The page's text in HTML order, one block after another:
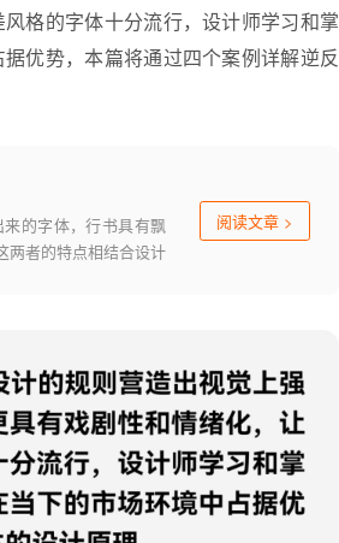
格的字体十分流行，设计师学习和掌
优势，本篇将通过四个案例详解逆反
的字体，行书具有飘
两者的特点相结合设计
阅读文章 >